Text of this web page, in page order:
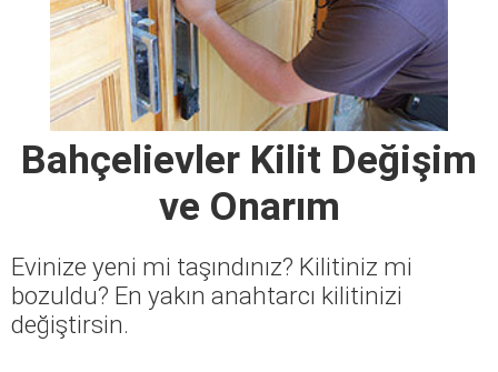
Bahçelievler Kilit Değişim
ve Onarım
Evinize yeni mi taşındınız? Kilitiniz mi
bozuldu? En yakın anahtarcı kilitinizi
değiştirsin.